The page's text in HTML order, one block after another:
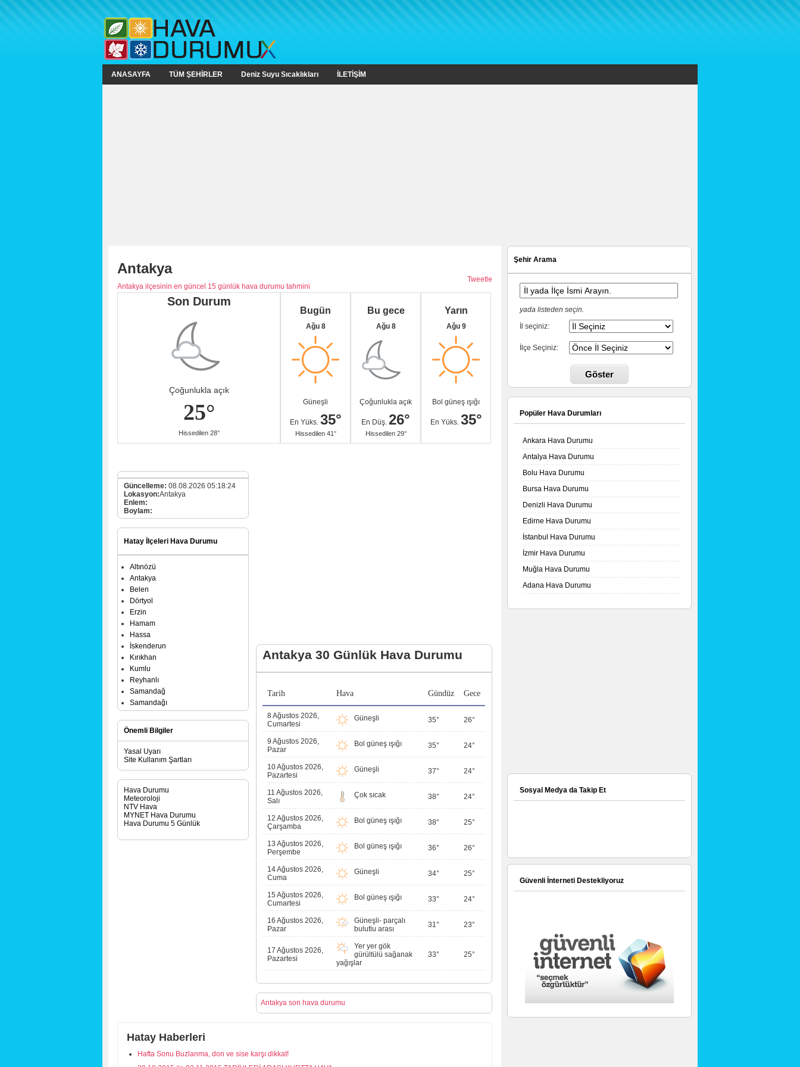
ANASAYFA TÜM ŞEHİRLER Deniz Suyu Sıcaklıkları İLETİŞİM
Antakya
Antakya ilçesinin en güncel 15 günlük hava durumu tahmini
Tweetle
Antakya 30 Günlük Hava Durumu
Tarih Hava Gündüz Gece
8 Ağustos 2026,
Cumartesi
Güneşli 35° 26°
9 Ağustos 2026,
Pazar
Bol güneş ışığı 35° 24°
10 Ağustos 2026,
Pazartesi
Güneşli 37° 24°
11 Ağustos 2026,
Salı
Çok sıcak 38° 24°
12 Ağustos 2026,
Çarşamba
Bol güneş ışığı 38° 25°
13 Ağustos 2026,
Perşembe
Bol güneş ışığı 36° 26°
14 Ağustos 2026,
Cuma
Güneşli 34° 25°
15 Ağustos 2026,
Cumartesi
Bol güneş ışığı 33° 24°
16 Ağustos 2026,
Pazar
Güneşli- parçalı
bulutlu arası
31° 23°
17 Ağustos 2026,
Pazartesi
Yer yer gök
gürültülü sağanak
yağışlar
33° 25°
Antakya son hava durumu
Son Durum
Çoğunlukla açık
25°
Hissedilen 28°
Bugün
Ağu 8
Güneşli
En Yüks. 35°
Hissedilen 41°
Bu gece
Ağu 8
Çoğunlukla açık
En Düş. 26°
Hissedilen 29°
Yarın
Ağu 9
Bol güneş ışığı
En Yüks. 35°
Güncelleme: 08.08.2026 05:18:24
Lokasyon:Antakya
Enlem:
Boylam:
Hatay İlçeleri Hava Durumu
Altınözü
Antakya
Belen
Dörtyol
Erzin
Hamam
Hassa
İskenderun
Kırıkhan
Kumlu
Reyhanlı
Samandağ
Samandağı
Yayladağı
Yeşilkent
Önemli Bilgiler
Yasal Uyarı
Site Kullanım Şartları
Hava Durumu
Meteoroloji
NTV Hava
MYNET Hava Durumu
Hava Durumu 5 Günlük
Hatay Haberleri
Hafta Sonu Buzlanma, don ve sise karşı dikkat!
Şehir Arama
yada listeden seçin.
İl seçiniz:
İlçe Seçiniz:
Göster
Popüler Hava Durumları
Ankara Hava Durumu
Antalya Hava Durumu
Bolu Hava Durumu
Bursa Hava Durumu
Denizli Hava Durumu
Edirne Hava Durumu
İstanbul Hava Durumu
İzmir Hava Durumu
Muğla Hava Durumu
Adana Hava Durumu
Sosyal Medya da Takip Et
Güvenli İnterneti Destekliyoruz